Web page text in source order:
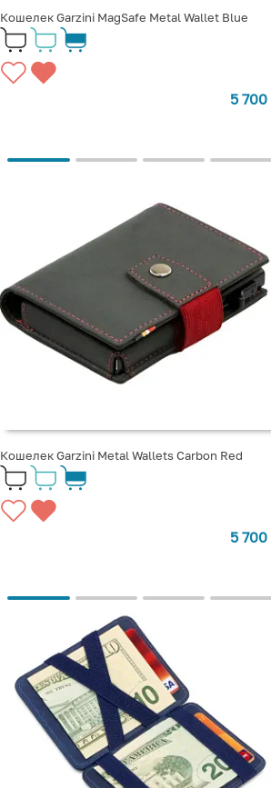
Кошелек Garzini MagSafe Metal Wallet Blue
5 700
Кошелек Garzini Metal Wallets Carbon Red
5 700